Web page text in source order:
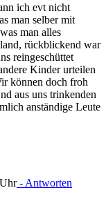
ich evt nicht
man selber mit
man alles
rückblickend war
reingeschüttet
Kinder urteilen
können doch froh
aus uns trinkenden
anständige Leute
- Antworten